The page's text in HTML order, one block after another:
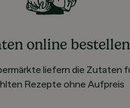
online bestellen
liefern die Zutaten
Rezepte ohne Aufpreis